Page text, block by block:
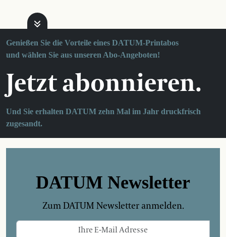
Genießen Sie die Vorteile eines DATUM-Printabos
und wählen Sie aus unseren Abo-Angeboten!
Jetzt abonnieren.
Und Sie erhalten DATUM zehn Mal im Jahr druckfrisch
zugesandt.
DATUM Newsletter
Zum DATUM Newsletter anmelden.